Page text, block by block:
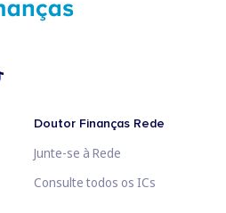
Doutor Finanças Rede
Junte-se à Rede
Consulte todos os ICs